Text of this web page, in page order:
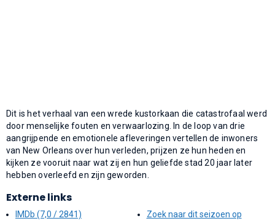
Dit is het verhaal van een wrede kustorkaan die catastrofaal werd
door menselijke fouten en verwaarlozing. In de loop van drie
aangrijpende en emotionele afleveringen vertellen de inwoners
van New Orleans over hun verleden, prijzen ze hun heden en
kijken ze vooruit naar wat zij en hun geliefde stad 20 jaar later
hebben overleefd en zijn geworden.
Externe links
IMDb (7,0 / 2841)
Zoek naar dit seizoen op